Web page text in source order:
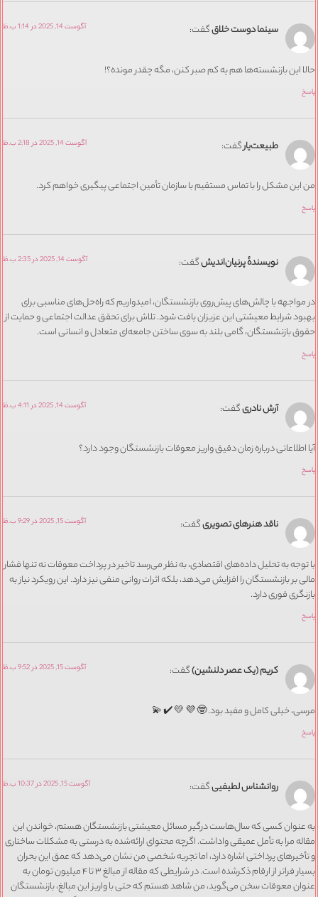
سینما دوست خلاق گفت: آگوست 14, 2025 در 1:14 ب.ظ
حالا این بازنشسته‌ها هم یه کم صبر کنن، مگه چقدر مونده؟!
پاسخ
طبیعت‌یارگفت: آگوست 14, 2025 در 2:18 ب.ظ
من این مشکل را با تماس مستقیم با سازمان تأمین اجتماعی پیگیری خواهم کرد.
پاسخ
نویسندهٔ پرنیان‌اندیش گفت: آگوست 14, 2025 در 2:35 ب.ظ
در مواجهه با چالش‌های پیش‌روی بازنشستگان، امیدواریم که راه‌حل‌های مناسبی برای
بهبود شرایط معیشتی این عزیزان یافت شود. تلاش برای تحقق عدالت اجتماعی و حمایت از
حقوق بازنشستگان، گامی بلند به سوی ساختن جامعه‌ای متعادل و انسانی است.
پاسخ
آرش نادری گفت: آگوست 14, 2025 در 4:11 ب.ظ
آیا اطلاعاتی درباره زمان دقیق واریز معوقات بازنشستگان وجود دارد؟
پاسخ
ناقد هنرهای تصویری گفت: آگوست 15, 2025 در 9:29 ب.ظ
با توجه به تحلیل داده‌های اقتصادی، به نظر می‌رسد تاخیر در پرداخت معوقات نه تنها فشار
مالی بر بازنشستگان را افزایش می‌دهد، بلکه اثرات روانی منفی نیز دارد. این رویکرد نیاز به
بازنگری فوری دارد.
پاسخ
کریم (یک عصر دلنشین) گفت: آگوست 15, 2025 در 9:52 ب.ظ
مرسی، خیلی کامل و مفید بود. 🤓 💜 💛 ✔️ 💫
پاسخ
روانشناس لطیفیی گفت: آگوست 15, 2025 در 10:37 ب.ظ
به عنوان کسی که سال‌هاست درگیر مسائل معیشتی بازنشستگان هستم، خواندن این
مقاله مرا به تأمل عمیقی واداشت. اگرچه محتوای ارائه‌شده به درستی به مشکلات ساختاری
و تأخیرهای پرداختی اشاره دارد، اما تجربه شخصی من نشان می‌دهد که عمق این بحران
بسیار فراتر از ارقام ذکرشده است. در شرایطی که مقاله از مبالغ ۳ تا ۴ میلیون تومان به
عنوان معوقات سخن می‌گوید، من شاهد هستم که حتی با واریز این مبالغ، بازنشستگان